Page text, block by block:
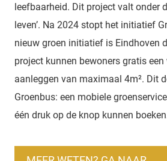
leefbaarheid. Dit project valt onder
leven’. Na 2024 stopt het initiatief
nieuw groen initiatief is Eindhoven
project kunnen bewoners gratis
aanleggen van maximaal 4m². Dit
Groenbus: een mobiele
één druk op de knop kunnen